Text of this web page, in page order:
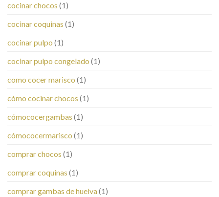
cocinar chocos (1)
cocinar coquinas (1)
cocinar pulpo (1)
cocinar pulpo congelado (1)
como cocer marisco (1)
cómo cocinar chocos (1)
cómococergambas (1)
cómococermarisco (1)
comprar chocos (1)
comprar coquinas (1)
comprar gambas de huelva(1)